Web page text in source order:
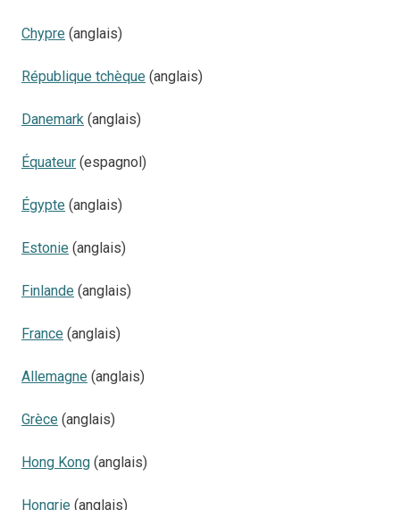
Chypre (anglais)
République tchèque (anglais)
Danemark (anglais)
Équateur (espagnol)
Égypte (anglais)
Estonie (anglais)
Finlande (anglais)
France (anglais)
Allemagne (anglais)
Grèce (anglais)
Hong Kong (anglais)
Hongrie (anglais)